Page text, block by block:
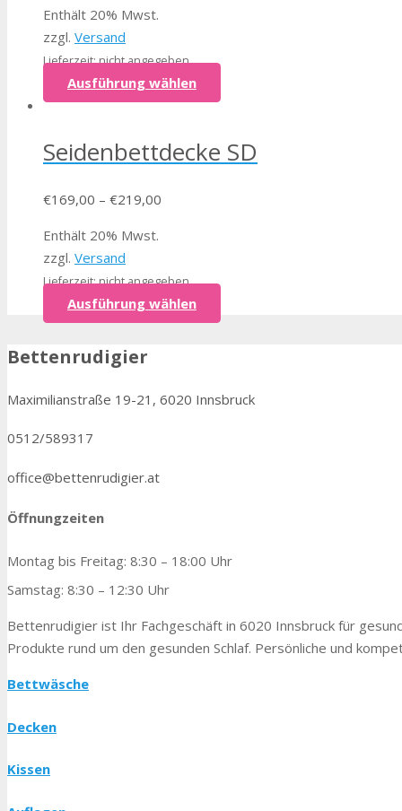
Enthält 20% Mwst.
zzgl. Versand
Lieferzeit: nicht angegeben
Ausführung wählen
Seidenbettdecke SD
€169,00 – €219,00
Enthält 20% Mwst.
zzgl. Versand
Lieferzeit: nicht angegeben
Ausführung wählen
Bettenrudigier
Maximilianstraße 19-21, 6020 Innsbruck
0512/589317
office@bettenrudigier.at
Öffnungzeiten
Montag bis Freitag: 8:30 – 18:00 Uhr
Samstag: 8:30 – 12:30 Uhr
Bettenrudigier ist Ihr Fachgeschäft in 6020 Innsbruck für
Produkte rund um den gesunden Schlaf. Persönliche und
Bettwäsche
Decken
Kissen